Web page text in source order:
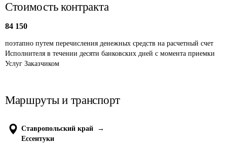
Стоимость контракта
84 150
поэтапно путем перечисления денежных средств на расчетный счет
Исполнителя в течении десяти банковских дней с момента приемки
Услуг Заказчиком
Маршруты и транспорт
Ставропольский край
→
Ессентуки